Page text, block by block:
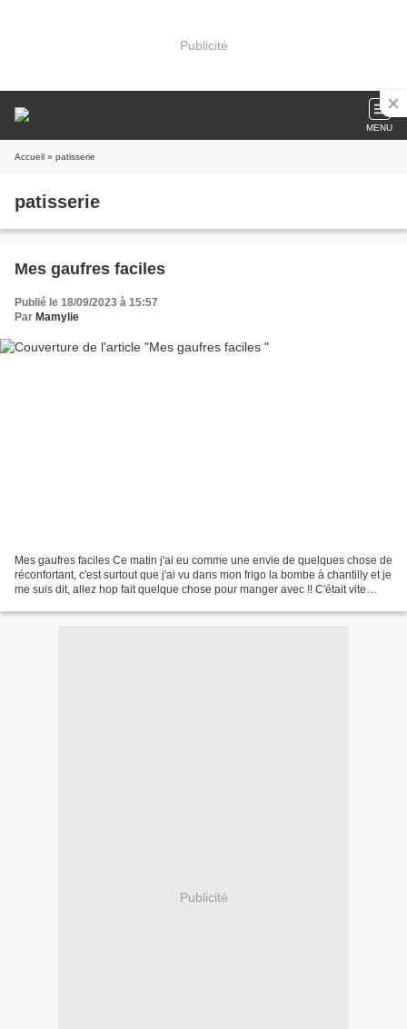
Publicité
MENU
Accueil » patisserie
patisserie
Mes gaufres faciles
Publié le 18/09/2023 à 15:57
Par Mamylie
Mes gaufres faciles Ce matin j'ai eu comme une envie de quelques chose de
réconfortant, c'est surtout que j'ai vu dans mon frigo la bombe à chantilly et je
me suis dit, allez hop fait quelque chose pour manger avec !! C'était vite
Publicité